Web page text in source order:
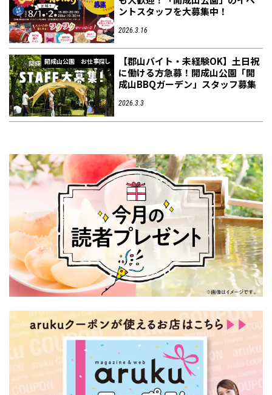
ントスタッフを大募集中！
2026.3.16
開成山公園 お仕事探し
【郡山バイト・未経験OK】土日祝
に働ける方急募！開成山公園「開
成山BBQガーデン」スタッフ募集
2026.3.3